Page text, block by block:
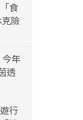
食
險
今年
透
行